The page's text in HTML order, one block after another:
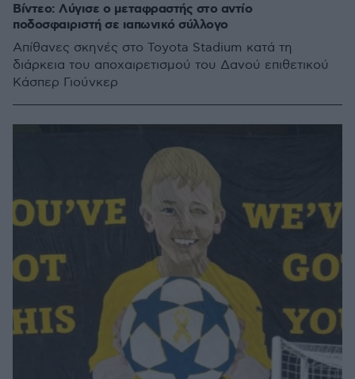
Βίντεο: Λύγισε ο μεταφραστής στο αντίο
ποδοσφαιριστή σε ιαπωνικό σύλλογο
Απίθανες σκηνές στο Toyota Stadium κατά τη
διάρκεια του αποχαιρετισμού του Δανού επιθετικού
Κάσπερ Γιούνκερ